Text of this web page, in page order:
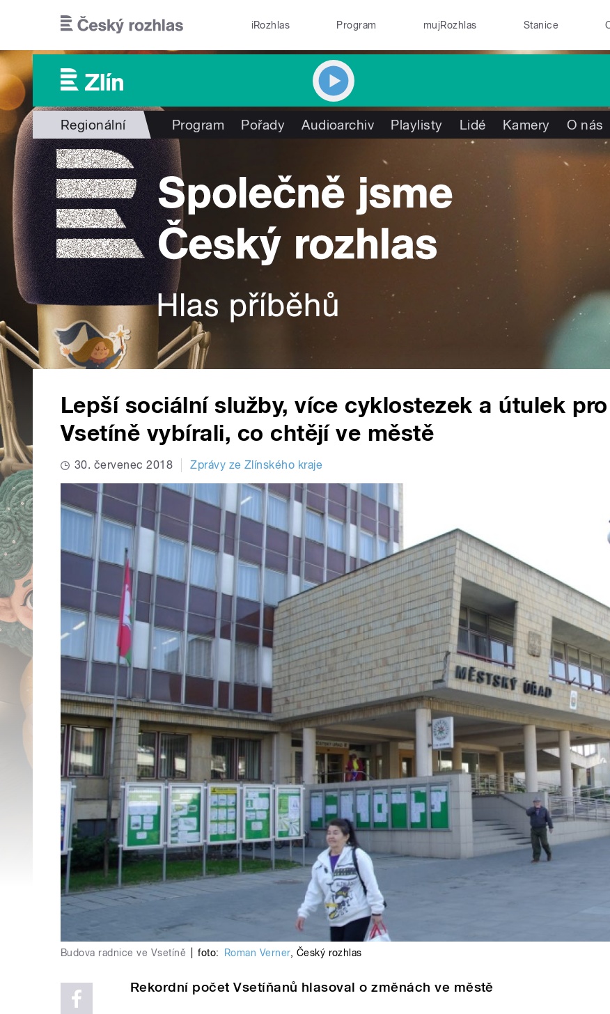
iRozhlas Program mujRozhlas Stanice
Regionální Program Pořady Audioarchiv Playlisty Lidé Kamery O nás
Lepší sociální služby, více cyklostezek a útulek
Vsetíně vybírali, co chtějí ve městě
30. červenec 2018 Zprávy ze Zlínského kraje
Budova radnice ve Vsetíně foto: Roman Verner, Český rozhlas
Rekordní počet Vsetíňanů hlasoval o změnách ve městě